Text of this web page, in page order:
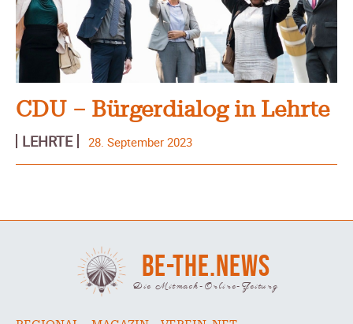
CDU – Bürgerdialog in Lehrte
LEHRTE 28. September 2023
BE-THE.NEWS
Die Mitmach-Online-Zeitung